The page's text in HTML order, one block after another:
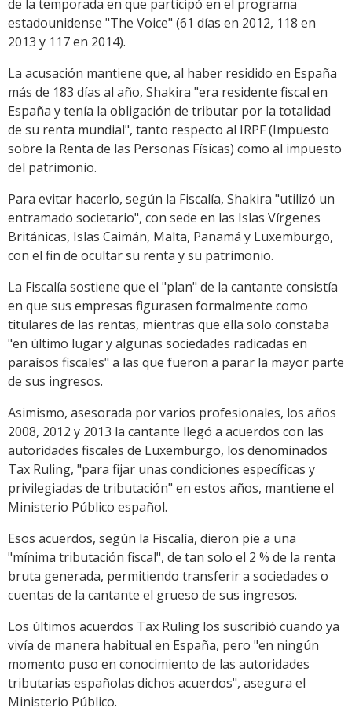
de la temporada en que participó en el programa
estadounidense "The Voice" (61 días en 2012, 118 en
2013 y 117 en 2014).
La acusación mantiene que, al haber residido en España
más de 183 días al año, Shakira "era residente fiscal en
España y tenía la obligación de tributar por la totalidad
de su renta mundial", tanto respecto al IRPF (Impuesto
sobre la Renta de las Personas Físicas) como al impuesto
del patrimonio.
Para evitar hacerlo, según la Fiscalía, Shakira "utilizó un
entramado societario", con sede en las Islas Vírgenes
Británicas, Islas Caimán, Malta, Panamá y Luxemburgo,
con el fin de ocultar su renta y su patrimonio.
La Fiscalía sostiene que el "plan" de la cantante consistía
en que sus empresas figurasen formalmente como
titulares de las rentas, mientras que ella solo constaba
"en último lugar y algunas sociedades radicadas en
paraísos fiscales" a las que fueron a parar la mayor parte
de sus ingresos.
Asimismo, asesorada por varios profesionales, los años
2008, 2012 y 2013 la cantante llegó a acuerdos con las
autoridades fiscales de Luxemburgo, los denominados
Tax Ruling, "para fijar unas condiciones específicas y
privilegiadas de tributación" en estos años, mantiene el
Ministerio Público español.
Esos acuerdos, según la Fiscalía, dieron pie a una
"mínima tributación fiscal", de tan solo el 2 % de la renta
bruta generada, permitiendo transferir a sociedades o
cuentas de la cantante el grueso de sus ingresos.
Los últimos acuerdos Tax Ruling los suscribió cuando ya
vivía de manera habitual en España, pero "en ningún
momento puso en conocimiento de las autoridades
tributarias españolas dichos acuerdos", asegura el
Ministerio Público.